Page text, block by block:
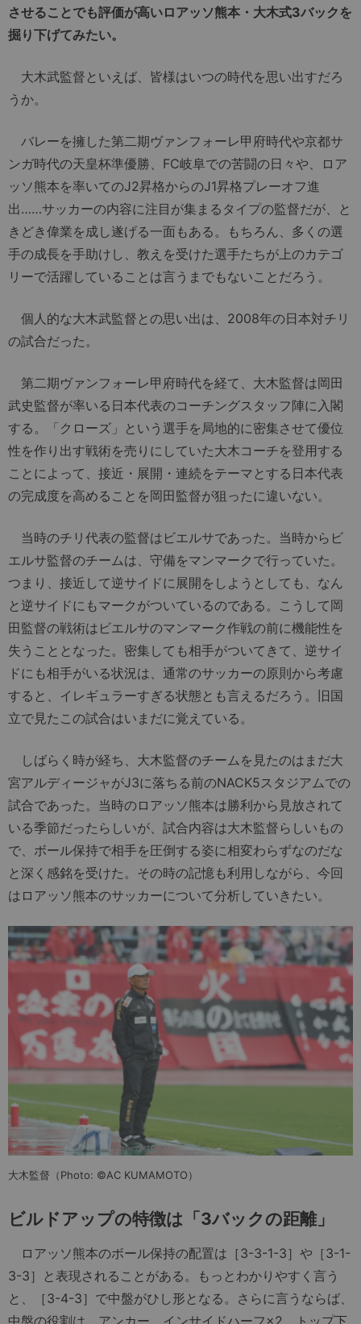
させることでも評価が高いロアッソ熊本・大木式3バックを
掘り下げてみたい。
大木武監督といえば、皆様はいつの時代を思い出すだろ
うか。
バレーを擁した第二期ヴァンフォーレ甲府時代や京都サ
ンガ時代の天皇杯準優勝、FC岐阜での苦闘の日々や、ロア
ッソ熊本を率いてのJ2昇格からのJ1昇格プレーオフ進
出……サッカーの内容に注目が集まるタイプの監督だが、と
きどき偉業を成し遂げる一面もある。もちろん、多くの選
手の成長を手助けし、教えを受けた選手たちが上のカテゴ
リーで活躍していることは言うまでもないことだろう。
個人的な大木武監督との思い出は、2008年の日本対チリ
の試合だった。
第二期ヴァンフォーレ甲府時代を経て、大木監督は岡田
武史監督が率いる日本代表のコーチングスタッフ陣に入閣
する。「クローズ」という選手を局地的に密集させて優位
性を作り出す戦術を売りにしていた大木コーチを登用する
ことによって、接近・展開・連続をテーマとする日本代表
の完成度を高めることを岡田監督が狙ったに違いない。
当時のチリ代表の監督はビエルサであった。当時からビ
エルサ監督のチームは、守備をマンマークで行っていた。
つまり、接近して逆サイドに展開をしようとしても、なん
と逆サイドにもマークがついているのである。こうして岡
田監督の戦術はビエルサのマンマーク作戦の前に機能性を
失うこととなった。密集しても相手がついてきて、逆サイ
ドにも相手がいる状況は、通常のサッカーの原則から考慮
すると、イレギュラーすぎる状態とも言えるだろう。旧国
立で見たこの試合はいまだに覚えている。
しばらく時が経ち、大木監督のチームを見たのはまだ大
宮アルディージャがJ3に落ちる前のNACK5スタジアムでの
試合であった。当時のロアッソ熊本は勝利から見放されて
いる季節だったらしいが、試合内容は大木監督らしいもの
で、ボール保持で相手を圧倒する姿に相変わらずなのだな
と深く感銘を受けた。その時の記憶も利用しながら、今回
はロアッソ熊本のサッカーについて分析していきたい。
大木監督（Photo: ©AC KUMAMOTO）
ビルドアップの特徴は「3バックの距離」
ロアッソ熊本のボール保持の配置は［3-3-1-3］や［3-1-
3-3］と表現されることがある。もっとわかりやすく言う
と、［3-4-3］で中盤がひし形となる。さらに言うならば、